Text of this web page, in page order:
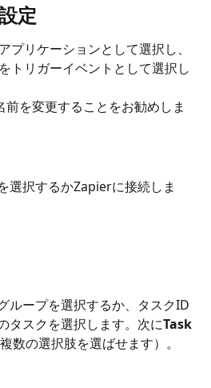
定
プリケーションとして選択し、
をトリガーイベントとして選択し
を変更することをお勧めしま
選択するかZapierに接続しま
ループを選択するか、タスクID
タスクを選択します。次にTask
数の選択肢を選ばせます）。